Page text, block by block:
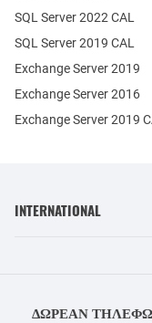
Exchange Server 2019
Exchange Server 2016
SQL Server 2022 CAL
SQL Server 2019 CAL
Exchange Server 2019
INTERNATIONAL
ΔΩΡΕΆΝ